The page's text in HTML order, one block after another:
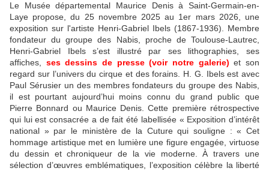
Le Musée départemental Maurice Denis à Saint-Germain-en-
Laye propose, du 25 novembre 2025 au 1er mars 2026, une
exposition sur l'artiste Henri-Gabriel Ibels (1867-1936). Membre
fondateur du groupe des Nabis, proche de Toulouse-Lautrec,
Henri-Gabriel Ibels s’est illustré par ses lithographies, ses
affiches, ses dessins de presse (voir notre galerie) et son
regard sur l’univers du cirque et des forains. H. G. Ibels est avec
Paul Sérusier un des membres fondateurs du groupe des Nabis,
il est pourtant aujourd’hui moins connu du grand public que
Pierre Bonnard ou Maurice Denis. Cette première rétrospective
qui lui est consacrée a de fait été labellisée « Exposition d’intérêt
national » par le ministère de la Cuture qui souligne : « Cet
hommage artistique met en lumière une figure engagée, virtuose
du dessin et chroniqueur de la vie moderne. À travers une
sélection d’œuvres emblématiques, l’exposition célèbre la liberté